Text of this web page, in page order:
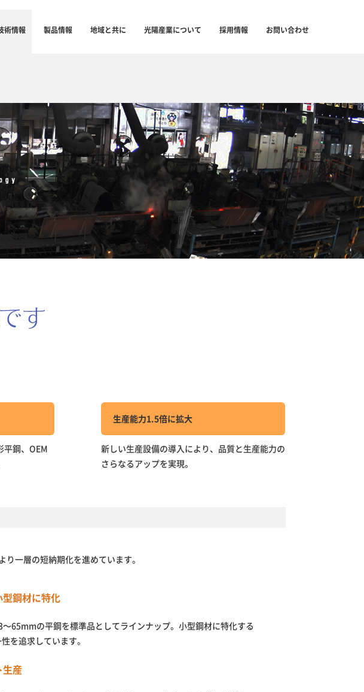
術情報 製品情報 地域と共に 光陽産業について 採用情報 お問い合わせ
Rolling Technology
平鋼、OEM
生産能力1.5倍に拡大
新しい生産設備の導入により、品質と生産能力の
さらなるアップを実現。
一層の短納期化を進めています。
鋼材に特化
65mmの平鋼を標準品としてラインナップ。小型鋼材に特化する
を追求しています。
産